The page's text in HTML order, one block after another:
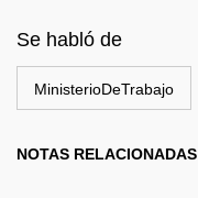
Se habló de
MinisterioDeTrabajo
NOTAS RELACIONADAS